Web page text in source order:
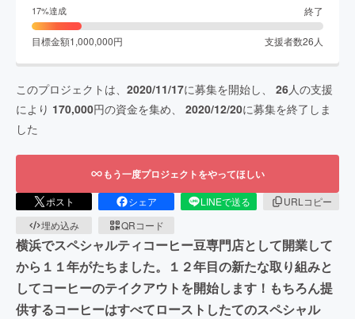
17%達成 終了
目標金額1,000,000円 支援者数26 人
このプロジェクトは、 2020/11/17に募集を開始し、 26人の支援
により 170,000円の資金を集め、 2020/12/20に募集を終了しま
した
もう一度プロジェクトをやってほしい
ポスト シェア LINEで送る
URLコピー
埋め込み
QRコード
横浜でスペシャルティコーヒー豆専門店として開業して
から１１年がたちました。１２年目の新たな取り組みと
してコーヒーのテイクアウトを開始します！もちろん提
供するコーヒーはすべてローストしたてのスペシャル